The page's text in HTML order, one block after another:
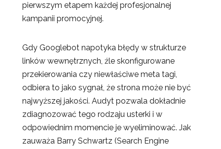
pierwszym etapem każdej profesjonalnej
kampanii promocyjnej.
Gdy Googlebot napotyka błędy w strukturze
linków wewnętrznych, źle skonfigurowane
przekierowania czy niewłaściwe meta tagi,
odbiera to jako sygnał, że strona może nie być
najwyższej jakości. Audyt pozwala dokładnie
zdiagnozować tego rodzaju usterki i w
odpowiednim momencie je wyeliminować. Jak
zauważa Barry Schwartz (Search Engine